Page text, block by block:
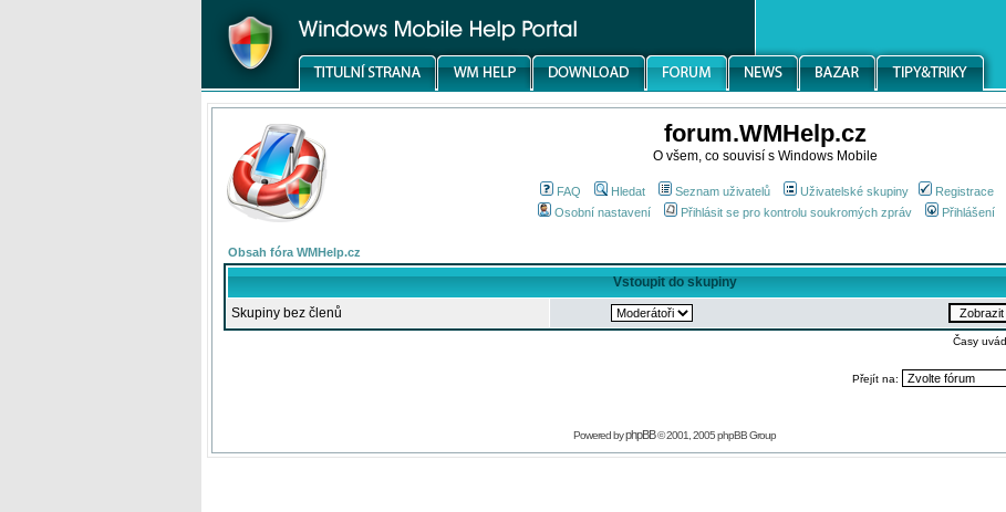
forum.WMHelp.cz
O všem, co souvisí s Windows Mobile
FAQ Hledat Seznam uživatelů Uživatelské skupiny
Registrace
Osobní nastavení
Přihlásit se pro kontrolu soukromých zpráv Přihlášení
Obsah fóra WMHelp.cz
Vstoupit do skupiny
Skupiny bez členů
Časy
Přejít na:
Powered byphpBB© 2001, 2005 phpBB Group